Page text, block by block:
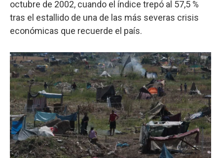
octubre de 2002, cuando el índice trepó al 57,5 %
tras el estallido de una de las más severas crisis
económicas que recuerde el país.